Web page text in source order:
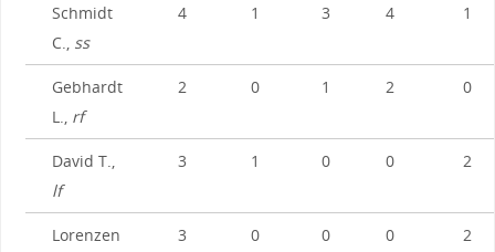
Schmidt
C., ss
4 1 3 4 1
Gebhardt
L., rf
2 0 1 2 0
David T.,
lf
3 1 0 0 2
Lorenzen
3 0 0 0 2